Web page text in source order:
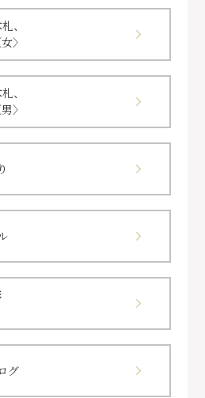
、
〉
、
〉
グ